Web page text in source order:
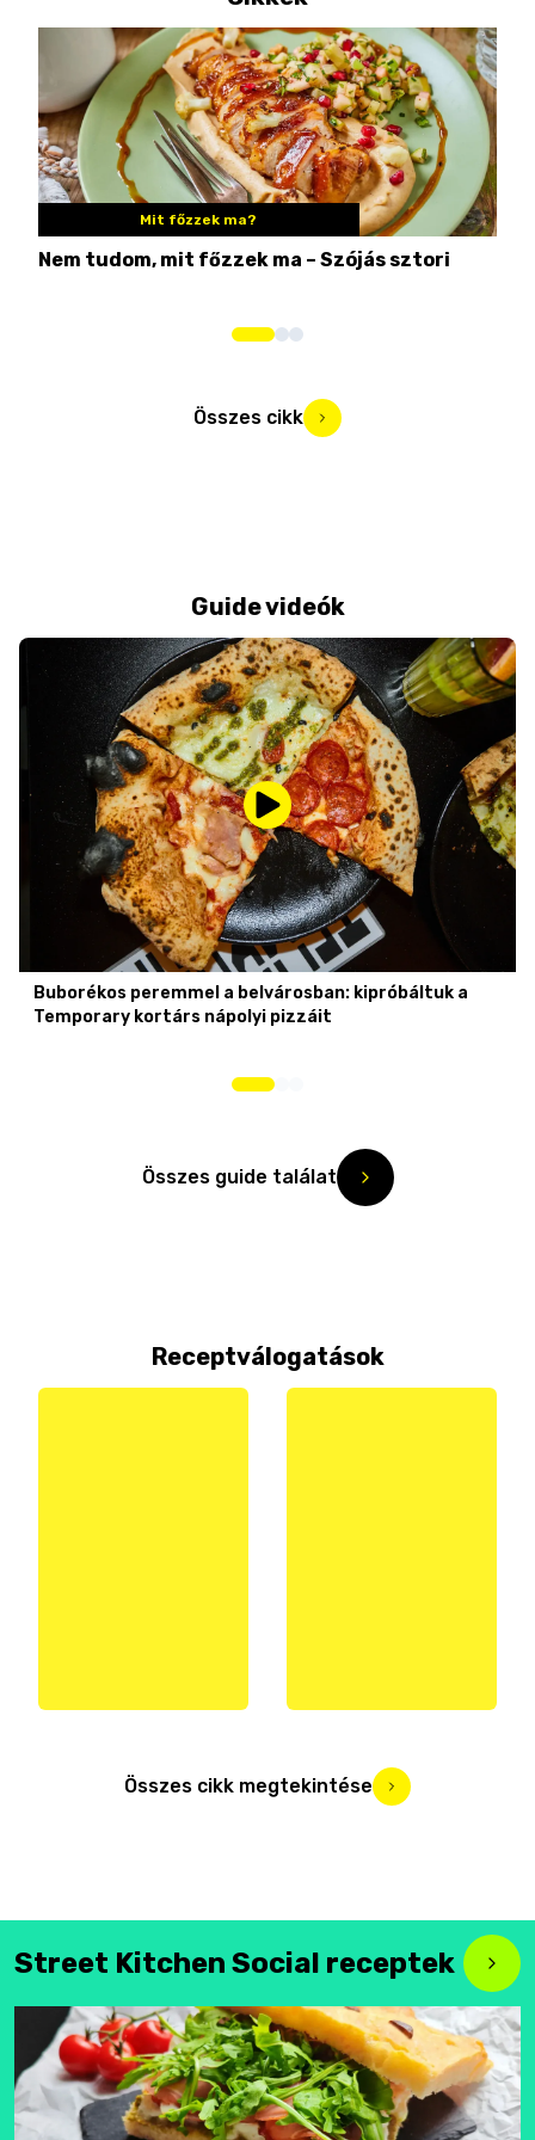
Mit főzzek ma?
Nem tudom, mit főzzek ma – Szójás sztori
Összes cikk
Guide videók
Buborékos peremmel a belvárosban: kipróbáltuk a
Temporary kortárs nápolyi pizzáit
Összes guide találat
Receptválogatások
Összes cikk megtekintése
Street Kitchen Social receptek